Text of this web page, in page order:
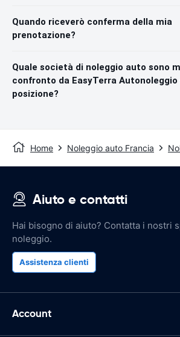
Quando riceverò conferma della mia
prenotazione?
Quale società di noleggio auto sono
confronto da EasyTerra
posizione?
Home Noleggio auto Francia
Aiuto e contatti
Hai bisogno di aiuto? Contatta i nostri
noleggio.
Assistenza clienti
Account